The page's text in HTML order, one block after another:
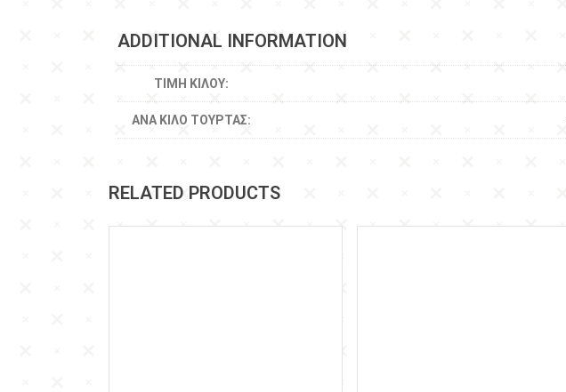
ADDITIONAL INFORMATION
ΤΙΜΉ ΚΙΛΟΎ:
ΑΝΆ ΚΙΛΌ ΤΟΎΡΤΑΣ:
RELATED PRODUCTS